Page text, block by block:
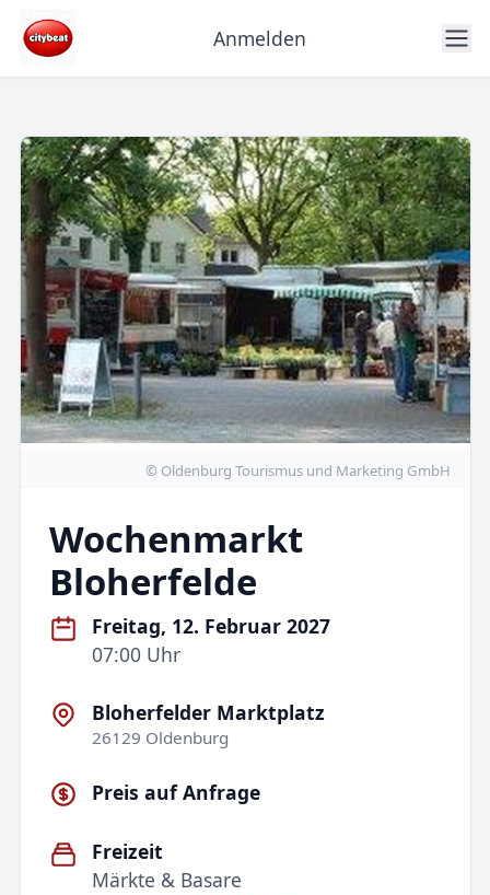
Anmelden
© Oldenburg Tourismus und Marketing GmbH
Wochenmarkt
Bloherfelde
Freitag, 12. Februar 2027
07:00 Uhr
Bloherfelder Marktplatz
26129 Oldenburg
Preis auf Anfrage
Freizeit
Märkte & Basare